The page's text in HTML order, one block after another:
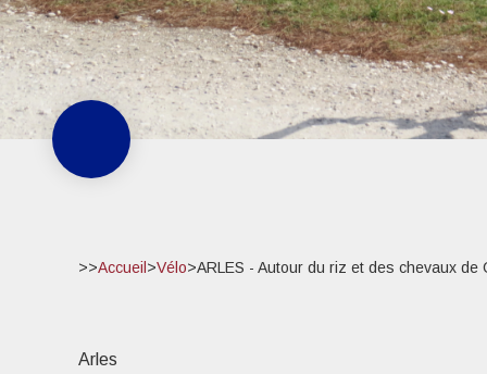
>>Accueil >Vélo>ARLES - Autour du riz et des chevaux de
Arles